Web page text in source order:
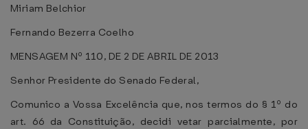
Miriam Belchior
Fernando Bezerra Coelho
MENSAGEM Nº 110, DE 2 DE ABRIL DE 2013
Senhor Presidente do Senado Federal,
Comunico a Vossa Excelência que, nos termos do § 1º do
art. 66 da Constituição, decidi vetar parcialmente, por